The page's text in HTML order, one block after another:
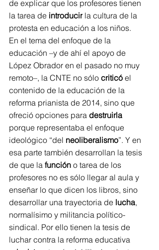
de explicar que los profesores tienen
la tarea de introducir la cultura de la
protesta en educación a los niños.
En el tema del enfoque de la
educación –y de ahí el apoyo de
López Obrador en el pasado no muy
remoto–, la CNTE no sólo criticó el
contenido de la educación de la
reforma prianista de 2014, sino que
ofreció opciones para destruirla
porque representaba el enfoque
ideológico “del neoliberalismo”. Y en
esa parte también desarrollan la tesis
de que la función o tarea de los
profesores no es sólo llegar al aula y
enseñar lo que dicen los libros, sino
desarrollar una trayectoria de lucha,
normalísimo y militancia político-
sindical. Por ello tienen la tesis de
luchar contra la reforma educativa